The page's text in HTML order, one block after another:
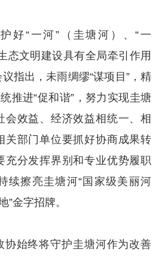
好“一河”（圭塘河）、“一
态文明建设具有全局牵引作用
指出，未雨绸缪“谋项目”，精
推进“促和谐”，努力实现圭塘
会效益、经济效益相统一、相
关部门单位要抓好协商成果转
充分发挥界别和专业优势履职
续擦亮圭塘河“国家级美丽河
”金字招牌。
协始终将守护圭塘河作为改善